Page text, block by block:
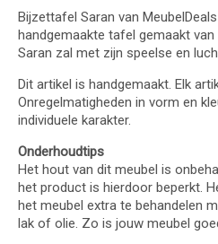
Bijzettafel Saran van
handgemaakte tafel gemaakt
Saran zal met zijn speelse en
Dit artikel is handgemaakt. Elk
Onregelmatigheden in vorm en
individuele karakter.
Onderhoudtips
Het hout van dit meubel is
het product is hierdoor beperkt.
het meubel extra te behandelen
lak of olie. Zo is jouw meubel